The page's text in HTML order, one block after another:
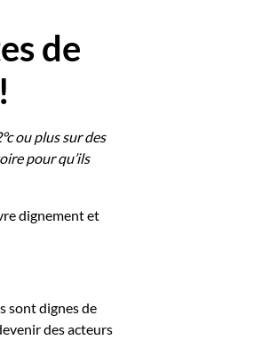
de
ou plus sur des
pour qu’ils
dignement et
sont dignes de
des acteurs